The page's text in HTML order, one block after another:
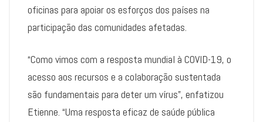
oficinas para apoiar os esforços dos países na
participação das comunidades afetadas.
“Como vimos com a resposta mundial à COVID-19, o
acesso aos recursos e a colaboração sustentada
são fundamentais para deter um vírus”, enfatizou
Etienne. “Uma resposta eficaz de saúde pública